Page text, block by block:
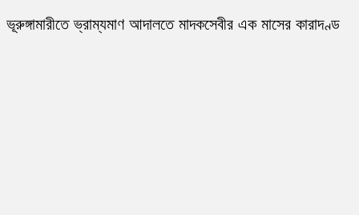
ভূরুঙ্গামারীতে ভ্রাম্যমাণ আদালতে মাদকসেবীর এক মাসের কারাদণ্ড